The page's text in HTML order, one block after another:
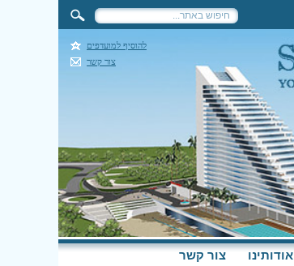
להוסיף למועדפים
צור קשר
אודותינו צור קשר